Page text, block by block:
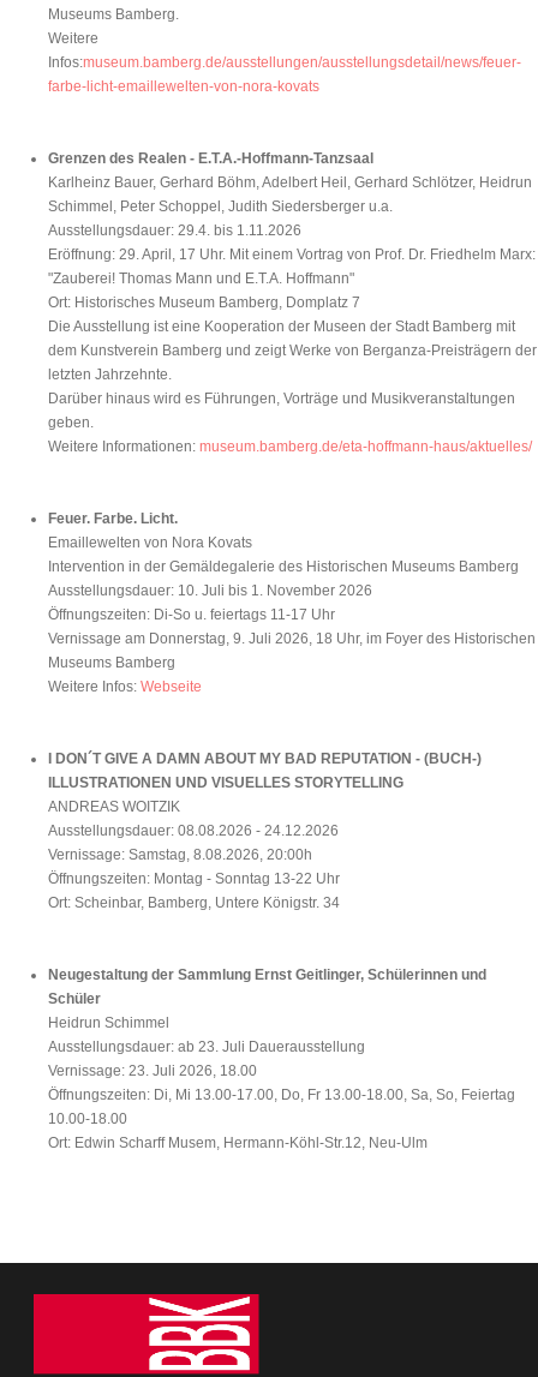
Museums Bamberg.
Weitere
Infos:museum.bamberg.de/ausstellungen/ausstellungsdetail/news/feuer-
farbe-licht-emaillewelten-von-nora-kovats
Grenzen des Realen - E.T.A.-Hoffmann-Tanzsaal
Karlheinz Bauer, Gerhard Böhm, Adelbert Heil, Gerhard Schlötzer, Heidrun
Schimmel, Peter Schoppel, Judith Siedersberger u.a.
Ausstellungsdauer: 29.4. bis 1.11.2026
Eröffnung: 29. April, 17 Uhr. Mit einem Vortrag von Prof. Dr. Friedhelm Marx:
"Zauberei! Thomas Mann und E.T.A. Hoffmann"
Ort: Historisches Museum Bamberg, Domplatz 7
Die Ausstellung ist eine Kooperation der Museen der Stadt Bamberg mit
dem Kunstverein Bamberg und zeigt Werke von Berganza-Preisträgern der
letzten Jahrzehnte.
Darüber hinaus wird es Führungen, Vorträge und Musikveranstaltungen
geben.
Weitere Informationen: museum.bamberg.de/eta-hoffmann-haus/aktuelles/
Feuer. Farbe. Licht.
Emaillewelten von Nora Kovats
Intervention in der Gemäldegalerie des Historischen Museums Bamberg
Ausstellungsdauer: 10. Juli bis 1. November 2026
Öffnungszeiten: Di-So u. feiertags 11-17 Uhr
Vernissage am Donnerstag, 9. Juli 2026, 18 Uhr, im Foyer des Historischen
Museums Bamberg
Weitere Infos: Webseite
I DON´T GIVE A DAMN ABOUT MY BAD REPUTATION - (BUCH-)
ILLUSTRATIONEN UND VISUELLES STORYTELLING
ANDREAS WOITZIK
Ausstellungsdauer: 08.08.2026 - 24.12.2026
Vernissage: Samstag, 8.08.2026, 20:00h
Öffnungszeiten: Montag - Sonntag 13-22 Uhr
Ort: Scheinbar, Bamberg, Untere Königstr. 34
Neugestaltung der Sammlung Ernst Geitlinger, Schülerinnen und
Schüler
Heidrun Schimmel
Ausstellungsdauer: ab 23. Juli Dauerausstellung
Vernissage: 23. Juli 2026, 18.00
Öffnungszeiten: Di, Mi 13.00-17.00, Do, Fr 13.00-18.00, Sa, So, Feiertag
10.00-18.00
Ort: Edwin Scharff Musem, Hermann-Köhl-Str.12, Neu-Ulm